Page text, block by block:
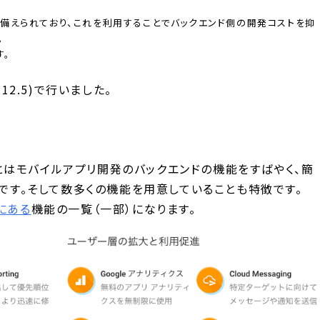
られており、これを利用することでバックエンド側の開発コストを抑
で行いました。
モバイルアプリ開発のバックエンドの機能をすばやく、簡
。そして数多くの機能を用意していることも特徴です。
ある機能の一覧（一部）になります。